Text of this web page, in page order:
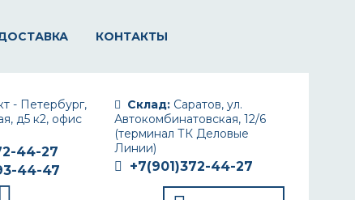
КОНТАКТЫ
Склад: Саратов, ул.
Автокомбинатовская, 12/6
(терминал ТК Деловые
Линии)
+7(901)372-44-27
- Петербург,
д5 к2, офис
44-27
44-47